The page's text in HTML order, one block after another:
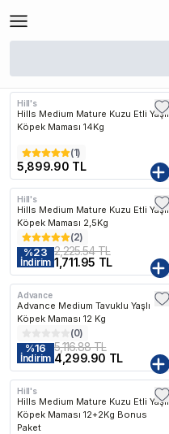
/
Kargo Bedava
Hill's
Hills Medium Mature Kuzu Etli Yaşlı
Köpek Maması 14Kg
(1)
5,899.90 TL
Kargo Bedava
Hill's
Hills Medium Mature Kuzu Etli Yaşlı
Köpek Maması 2,5Kg
(2)
%23
İndirim
2,225.54 TL
1,711.95 TL
Kargo Bedava
Advance
Advance Medium Tavuklu Yaşlı
Köpek Maması 12 Kg
(0)
%16
İndirim
5,116.88 TL
4,299.90 TL
Kargo Bedava
Hill's
Hills Medium Mature Kuzu Etli Yaşlı
Köpek Maması 12+2Kg Bonus
Paket